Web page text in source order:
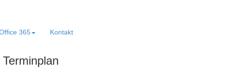
365 Kontakt
Terminplan